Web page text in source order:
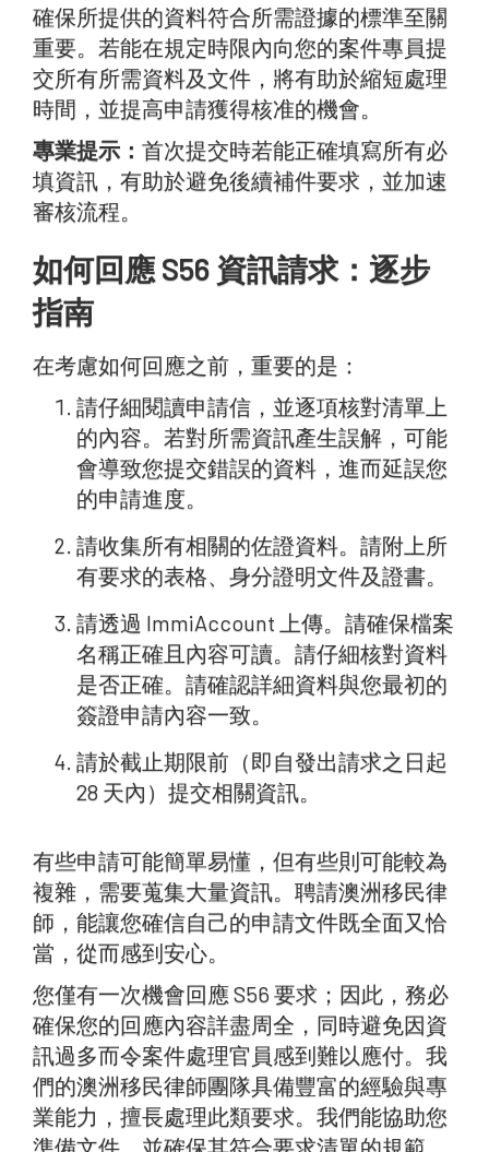
確保所提供的資料符合所需證據的標準至關
重要。若能在規定時限內向您的案件專員提
交所有所需資料及文件，將有助於縮短處理
時間，並提高申請獲得核准的機會。
專業提示： 首次提交時若能正確填寫所有必
填資訊，有助於避免後續補件要求，並加速
審核流程。
如何回應 S56 資訊請求：逐步
指南
在考慮如何回應之前，重要的是：
請仔細閱讀申請信，並逐項核對清單上
的內容。若對所需資訊產生誤解，可能
會導致您提交錯誤的資料，進而延誤您
的申請進度。
請收集所有相關的佐證資料。請附上所
有要求的表格、身分證明文件及證書。
請透過 ImmiAccount 上傳。請確保檔案
名稱正確且內容可讀。請仔細核對資料
是否正確。請確認詳細資料與您最初的
簽證申請內容一致。
請於截止期限前（即自發出請求之日起
28 天內）提交相關資訊。
有些申請可能簡單易懂，但有些則可能較為
複雜，需要蒐集大量資訊。聘請澳洲移民律
師，能讓您確信自己的申請文件既全面又恰
當，從而感到安心。
您僅有一次機會回應 S56 要求；因此，務必
確保您的回應內容詳盡周全，同時避免因資
訊過多而令案件處理官員感到難以應付。我
們的澳洲移民律師團隊具備豐富的經驗與專
業能力，擅長處理此類要求。我們能協助您
準備文件，並確保其符合要求清單的規範。